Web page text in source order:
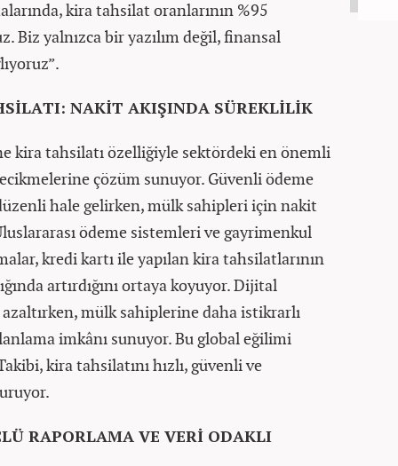
kira tahsilat oranlarının %95
Biz yalnızca bir yazılım değil, finansal
NAKİT AKIŞINDA SÜREKLİLİK
kira tahsilatı özelliğiyle sektördeki en önemli
çözüm sunuyor. Güvenli ödeme
hale gelirken, mülk sahipleri için nakit
ödeme sistemleri ve gayrimenkul
kredi kartı ile yapılan kira tahsilatlarının
artırdığını ortaya koyuyor. Dijital
mülk sahiplerine daha istikrarlı
imkânı sunuyor. Bu global eğilimi
kira tahsilatını hızlı, güvenli ve
RAPORLAMA VE VERİ ODAKLI